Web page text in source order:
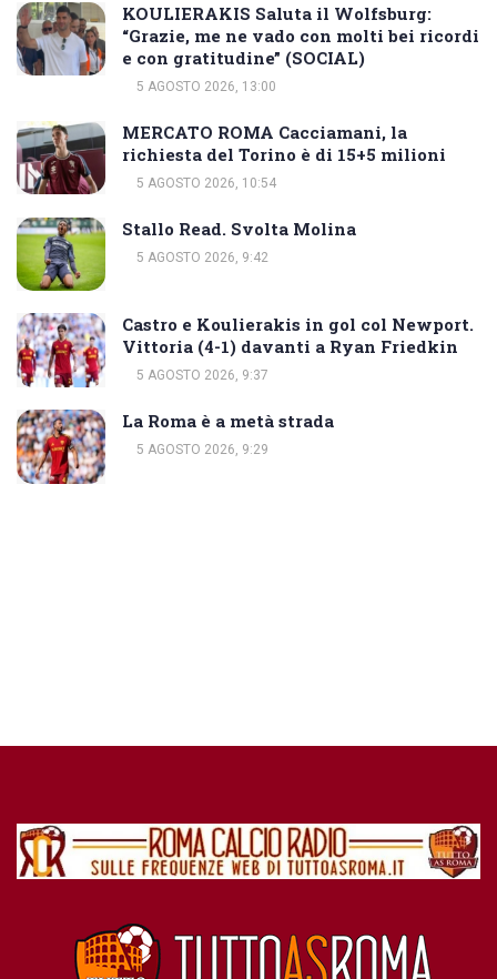
KOULIERAKIS Saluta il Wolfsburg:
“Grazie, me ne vado con molti bei ricordi
e con gratitudine” (SOCIAL)
5 AGOSTO 2026, 13:00
MERCATO ROMA Cacciamani, la
richiesta del Torino è di 15+5 milioni
5 AGOSTO 2026, 10:54
Stallo Read. Svolta Molina
5 AGOSTO 2026, 9:42
Castro e Koulierakis in gol col Newport.
Vittoria (4-1) davanti a Ryan Friedkin
5 AGOSTO 2026, 9:37
La Roma è a metà strada
5 AGOSTO 2026, 9:29